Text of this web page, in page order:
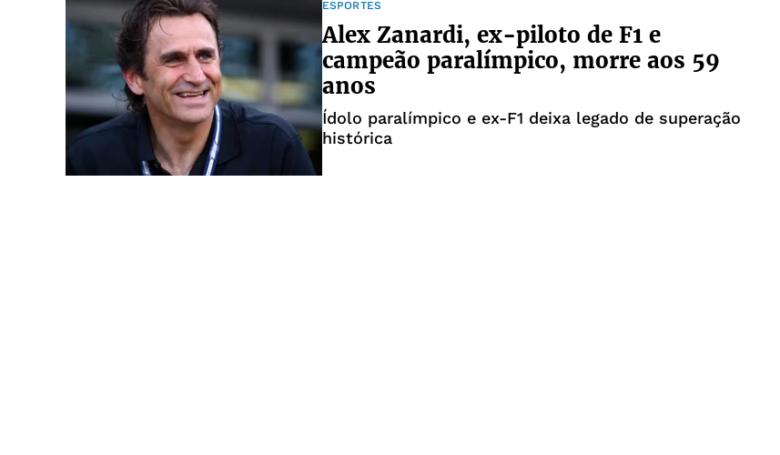
ESPORTES
Alex Zanardi, ex-piloto de F1 e
campeão paralímpico, morre aos 59
anos
Ídolo paralímpico e ex-F1 deixa legado de superação
histórica